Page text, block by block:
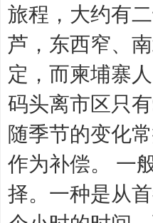
旅程，大约有
芦，东西窄、
定，而柬埔寨
码头离市区只
随季节的变化
作为补偿。 一
择。一种是从